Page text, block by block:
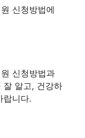
신청방법에
신청방법과
잘 알고, 건강하
랍니다.